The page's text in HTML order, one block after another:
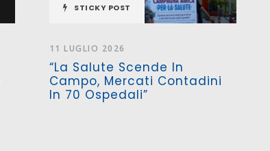
STICKY POST
11 LUGLIO 2026
“La Salute Scende In
Campo, Mercati Contadini
In 70 Ospedali”